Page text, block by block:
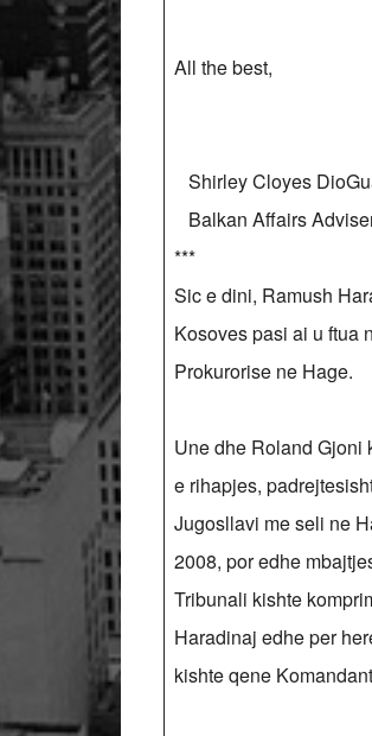
All the best,
Shirley Cloyes
Balkan Affairs
***
Sic e dini, Ramush
Kosoves pasi ai u ftua
Prokurorise ne Hage.
Une dhe Roland Gjoni
e rihapjes,
Jugosllavi me seli ne
2008, por edhe
Tribunali kishte
Haradinaj edhe per
kishte qene